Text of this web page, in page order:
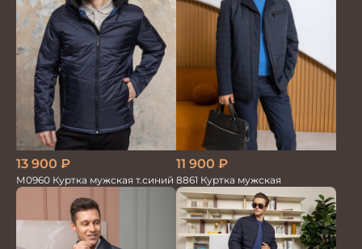
13 900 ₽
М0960 Куртка мужская т.синий
11 900 ₽
8861 Куртка мужская